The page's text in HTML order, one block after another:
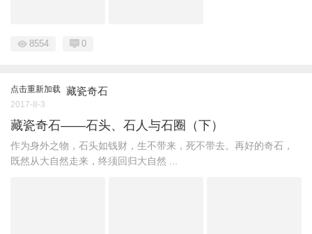
8554 0
点击重新加载 藏瓷奇石
2017-8-3
藏瓷奇石——石头、石人与石圈（下）
作为身外之物，石头如钱财，生不带来，死不带去。再好的奇石，
既然从大自然走来，终须回归大自然 ...